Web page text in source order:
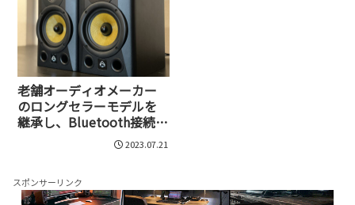
老舗オーディオメーカー
のロングセラーモデルを
継承し、Bluetooth接続に
も対応したモニタースピ
ーカー、Diamond Studio
2023.07.21
スポンサーリンク